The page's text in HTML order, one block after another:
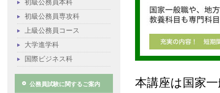
初級公務員本科
初級公務員専攻科
上級公務員コース
大学進学科
国際ビジネス科
公務員試験に関するご案内
本講座は国家